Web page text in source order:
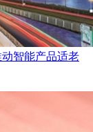
智能产品适老